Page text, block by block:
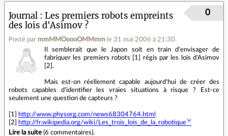
Journal
Les premiers robots empreints
des lois d'Asimov ?
Posté par mmMMOoooOMMmm le 31 mai 2006 à 21:30.
0
Il semblerait que le Japon soit en train d'envisager de
fabriquer les premiers robots [1] régis par les lois d'Asimov
[2].
Mais est-on réellement capable aujourd'hui de créer des
robots capables d'identifier les vraies situations à risque ? Est-ce
seulement une question de capteurs ?
[1]
http://www.physorg.com/news68304764.html
[2]
http://fr.wikipedia.org/wiki/Les_trois_lois_de_la_robotique
Lire la suite (6 commentaires).